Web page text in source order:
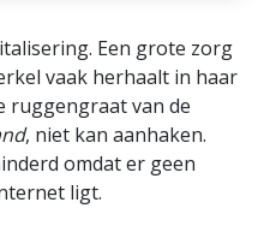
Een grote zorg
vaak herhaalt in haar
ruggengraat van de
, niet kan aanhaken.
omdat er geen
ligt.